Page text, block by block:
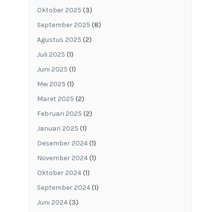
Oktober 2025 (3)
September 2025 (8)
Agustus 2025 (2)
Juli 2025 (1)
Juni 2025 (1)
Mei 2025 (1)
Maret 2025 (2)
Februari 2025 (2)
Januari 2025 (1)
Desember 2024(1)
November 2024(1)
Oktober 2024(1)
September 2024(1)
Juni 2024(3)